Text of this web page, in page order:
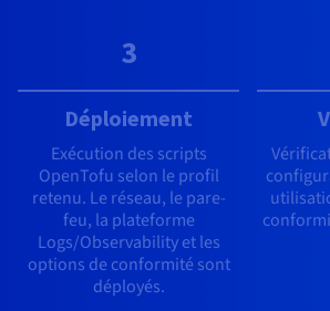
3
Déploiement
Exécution des scripts
OpenTofu selon le profil
retenu. Le réseau, le pare-
feu, la plateforme
Logs/Observability et les
options de conformité sont
déployés.